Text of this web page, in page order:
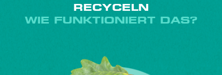
RECYCELN
WIE FUNKTIONIERT DAS?